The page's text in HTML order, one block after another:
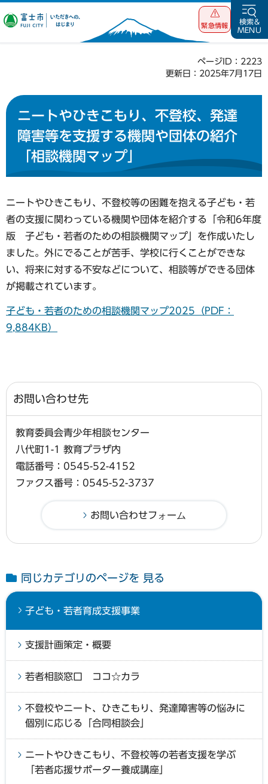
富士市 いただ
緊急情報
検索&
MENU
ページID：2223
更新日：2025年7月17日
ニートやひきこもり、不登校、発達
障害等を支援する機関や団体の紹介
「相談機関マップ」
ニートやひきこもり、不登校等の困難を抱える子ども・若
者の支援に関わっている機関や団体を紹介する「令和6年度
版 子ども・若者のための相談機関マップ」を作成いたし
ました。外にでることが苦手、学校に行くことができな
い、将来に対する不安などについて、相談等ができる団体
が掲載されています。
子ども・若者のための相談機関マップ2025（PDF：
9,884KB）
お問い合わせ先
教育委員会青少年相談センター
八代町1-1 教育プラザ内
電話番号：0545-52-4152
ファクス番号：0545-52-3737
同じカテゴリのページを 見る
子ども・若者育成支援事業
支援計画策定・概要
若者相談窓口 ココ☆カラ
不登校やニート、ひきこもり、発達障害等の悩みに
個別に応じる「合同相談会」
ニートやひきこもり、不登校等の若者支援を学ぶ
「若者応援サポーター養成講座」